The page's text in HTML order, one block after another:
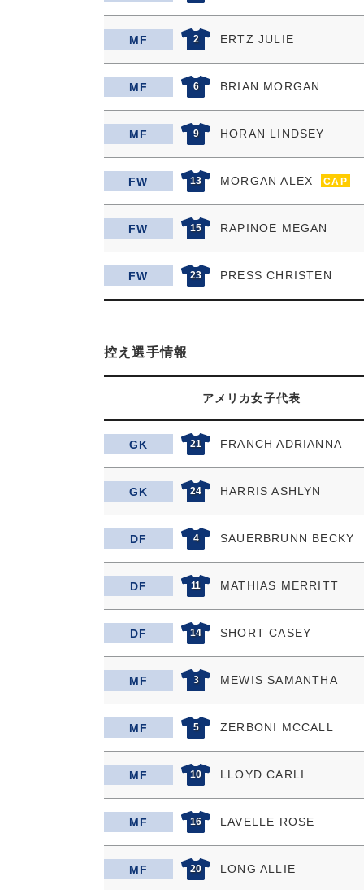
MF 2 ERTZ JULIE
MF 6 BRIAN MORGAN
MF 9 HORAN LINDSEY
FW 13 MORGAN ALEX CAP
FW 15 RAPINOE MEGAN
FW 23 PRESS CHRISTEN
控え選手情報
アメリカ女子代表
GK 21 FRANCH ADRIANNA
GK 24 HARRIS ASHLYN
DF 4 SAUERBRUNN BECKY
DF 11 MATHIAS MERRITT
DF 14 SHORT CASEY
MF 3 MEWIS SAMANTHA
MF 5 ZERBONI MCCALL
MF 10 LLOYD CARLI
MF 16 LAVELLE ROSE
MF 20 LONG ALLIE